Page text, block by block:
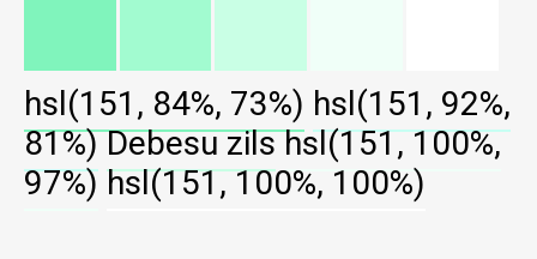
hsl(151, 84%, 73%) hsl(151, 92%,
81%) Debesu zils hsl(151, 100%,
97%) hsl(151, 100%, 100%)